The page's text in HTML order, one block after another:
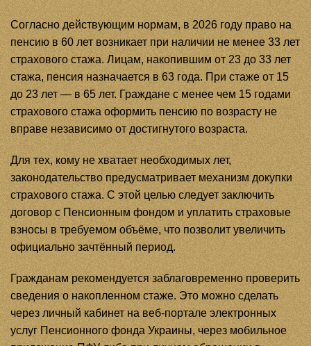
Согласно действующим нормам, в 2026 году право на
пенсию в 60 лет возникает при наличии не менее 33 лет
страхового стажа. Лицам, накопившим от 23 до 33 лет
стажа, пенсия назначается в 63 года. При стаже от 15
до 23 лет — в 65 лет. Граждане с менее чем 15 годами
страхового стажа оформить пенсию по возрасту не
вправе независимо от достигнутого возраста.
Для тех, кому не хватает необходимых лет,
законодательство предусматривает механизм докупки
страхового стажа. С этой целью следует заключить
договор с Пенсионным фондом и уплатить страховые
взносы в требуемом объёме, что позволит увеличить
официально зачтённый период.
Гражданам рекомендуется заблаговременно проверить
сведения о накопленном стаже. Это можно сделать
через личный кабинет на веб-портале электронных
услуг Пенсионного фонда Украины, через мобильное